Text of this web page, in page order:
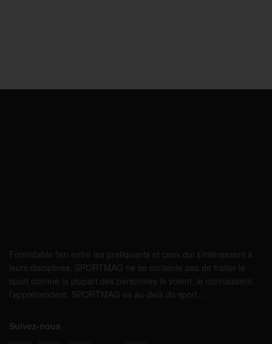
Formidable lien entre les pratiquants et ceux qui s’intéressent à
leurs disciplines, SPORTMAG ne se contente pas de traiter le
sport comme la plupart des personnes le voient, le connaissent,
l’appréhendent. SPORTMAG va au-delà du sport…
Suivez-nous